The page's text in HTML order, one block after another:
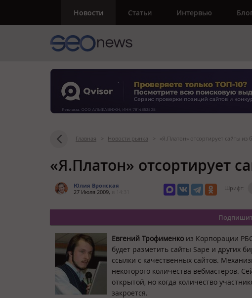
Новости Статьи Интервью
Главная > Новости рынка > «Я.Платон» отсортирует сайты из
«Я.Платон» отсортирует
Юлия Вронская
27 Июля 2009,
Шрифт:
Евгений Трофименко из Корпорации
будет разметить сайты Sape и других
ссылки с качественных сайтов.
некоторого количества вебмастеров.
открытой, но когда количество
закроется.